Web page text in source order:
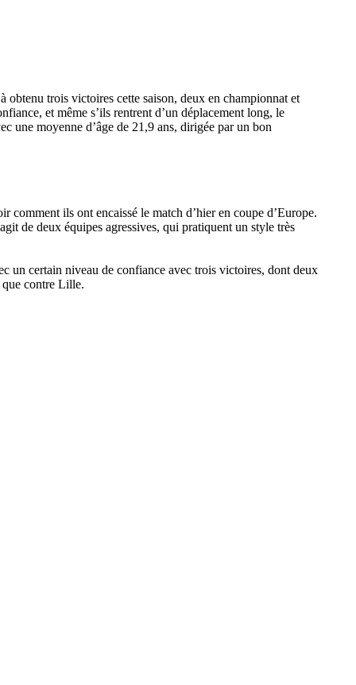
trois victoires cette saison, deux en championnat et
et même s’ils rentrent d’un déplacement long, le
une moyenne d’âge de 21,9 ans, dirigée par un bon
comment ils ont encaissé le match d’hier en coupe d’Europe.
de deux équipes agressives, qui pratiquent un style très
un certain niveau de confiance avec trois victoires, dont deux
que contre Lille.